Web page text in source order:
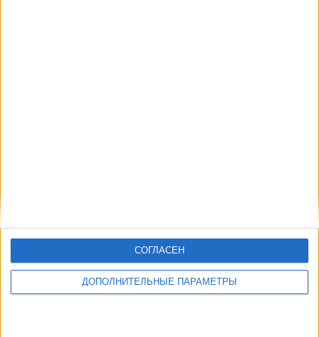
ДОПОЛНИТЕЛЬНЫЕ ПАРАМЕТРЫ
СОГЛАСЕН